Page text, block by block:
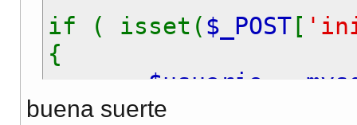
if ( isset( $_POST [
{
$usuario
$pwd
buena suerte